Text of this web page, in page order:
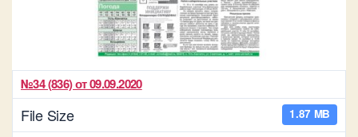
№34 (836) от 09.09.2020
File Size 1.87 MB